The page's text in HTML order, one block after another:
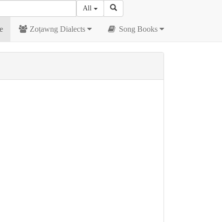
All
Zoṭawng Dialects Song Books